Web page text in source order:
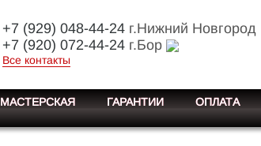
+7 (929) 048-44-24г.Нижний Новгород
+7 (920) 072-44-24г.Бор
Все контакты
МАСТЕРСКАЯ ГАРАНТИИ ОПЛАТА